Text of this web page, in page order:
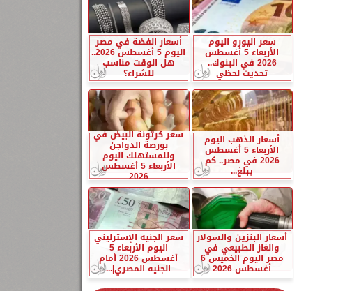
سعر اليورو اليوم
الأربعاء 5 أغسطس
2026 في البنوك..
تحديث لحظي
أسعار الفضة في مصر
اليوم 5 أغسطس 2026..
هل الوقت مناسب
للشراء؟
أسعار الذهب اليوم
الأربعاء 5 أغسطس
2026 في مصر.. كم
يبلغ...
سعر كرتونة البيض في
بورصة الدواجن
وللمستهلك اليوم
الأربعاء 5 أغسطس
2026
أسعار البنزين والسولار
والغاز الطبيعي في
مصر اليوم الخميس 6
أغسطس 2026
سعر الجنيه الإسترليني
اليوم الأربعاء 5
أغسطس 2026 أمام
الجنيه المصري|...